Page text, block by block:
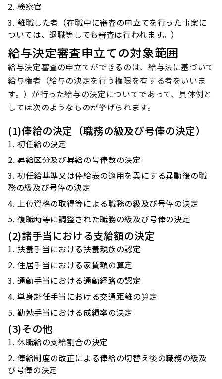
検察官
離職した者（在職中に審査の申立てを行った事案に
ついては、退職等しても審査は行われます。）
給与決定審査申立ての対象範囲
給与決定審査の申立てができるのは、給与法に基づいて
給与権者（給与の決定を行う権限を有する者をいいま
す。）が行った給与の決定についてであって、具体例と
しては次のようなものが挙げられます。
(1)俸給の決定（職務の級及び号俸の決定）
初任給の決定
昇給区分及び昇給の号俸数の決定
初任給基準又は俸給表の適用を異にする異動後の職
務の級及び号俸の決定
上位資格の取得等による職務の級及び号俸の決定
復職時等に調整された職務の級及び号俸の決定
(2)諸手当における支給額の決定
扶養手当における扶養親族の認定
住居手当における家賃額の算定
通勤手当における通勤経路の認定
単身赴任手当における交通距離の算定
勤勉手当における成績率の決定
(3)その他
休職給の支給割合の決定
俸給制度の改正による俸給の切替え後の職務の級及
び号俸の決定